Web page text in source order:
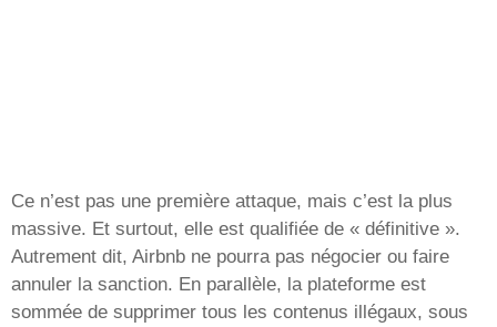
Ce n’est pas une première attaque, mais c’est la plus
massive. Et surtout, elle est qualifiée de « définitive ».
Autrement dit, Airbnb ne pourra pas négocier ou faire
annuler la sanction. En parallèle, la plateforme est
sommée de supprimer tous les contenus illégaux, sous